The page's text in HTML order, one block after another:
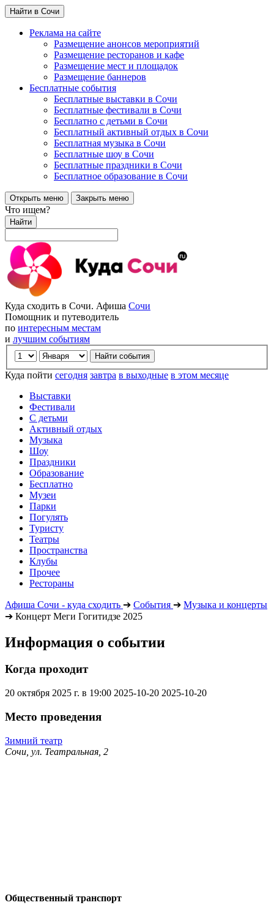
Найти в Сочи
Реклама на сайте
Размещение анонсов мероприятий
Размещение ресторанов и кафе
Размещение мест и площадок
Размещение баннеров
Бесплатные события
Бесплатные выставки в Сочи
Бесплатные фестивали в Сочи
Бесплатно с детьми в Сочи
Бесплатный активный отдых в Сочи
Бесплатная музыка в Сочи
Бесплатные шоу в Сочи
Бесплатные праздники в Сочи
Бесплатное образование в Сочи
Открыть меню Закрыть меню
Что ищем?
Найти
Куда сходить в Сочи. Афиша Сочи
Помощник и путеводитель
по интересным местам
и лучшим событиям
Куда пойти сегодня завтра в выходные в этом месяце
Выставки
Фестивали
С детьми
Активный отдых
Музыка
Шоу
Праздники
Образование
Бесплатно
Музеи
Парки
Погулять
Туристу
Театры
Пространства
Клубы
Прочее
Рестораны
Афиша Сочи - куда сходить ➔ События ➔ Музыка и концерты
➔ Концерт Меги Гогитидзе 2025
Информация о событии
Когда проходит
20 октября 2025 г. в 19:00 2025-10-20 2025-10-20
Место проведения
Зимний театр
Сочи, ул. Театральная, 2
Общественный транспорт